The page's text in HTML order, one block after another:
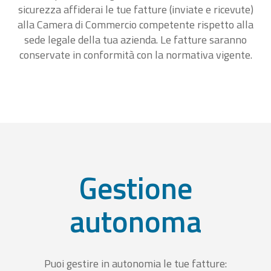
sicurezza affiderai le tue fatture (inviate e ricevute)
alla Camera di Commercio competente rispetto alla
sede legale della tua azienda. Le fatture saranno
conservate in conformità con la normativa vigente.
Gestione
autonoma
Puoi gestire in autonomia le tue fatture: